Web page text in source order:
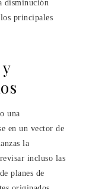
disminución
principales
una
en un vector de
la
incluso las
planes de